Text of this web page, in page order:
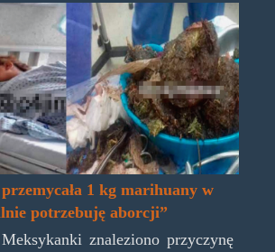
1 kg marihuany w
potrzebuję aborcji”
znaleziono przyczynę